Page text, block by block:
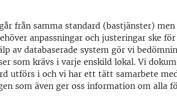
från samma standard (bastjänster) men
anpassningar och justeringar ske
av databaserade system gör vi
som krävs i varje enskild lokal. Vi
utförs i och vi har ett tätt samarbete
som även ger oss information om alla